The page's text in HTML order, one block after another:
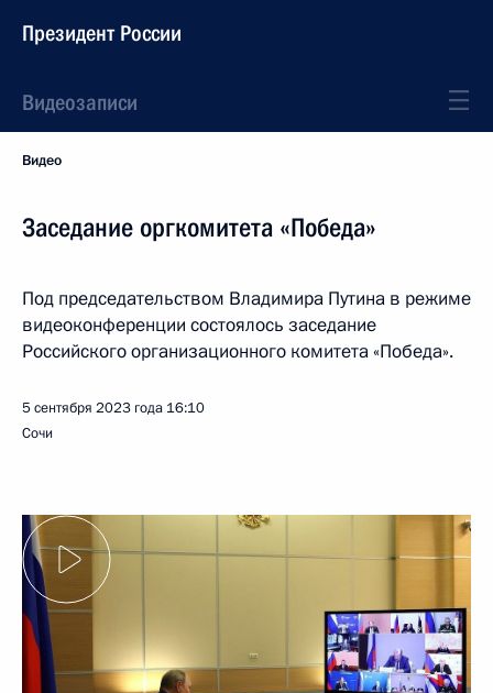
Президент России
Видеозаписи
Видео
Заседание оргкомитета «Победа»
Под председательством Владимира Путина в режиме
видеоконференции состоялось заседание
Российского организационного комитета «Победа».
5 сентября 2023 года 16:10
Сочи